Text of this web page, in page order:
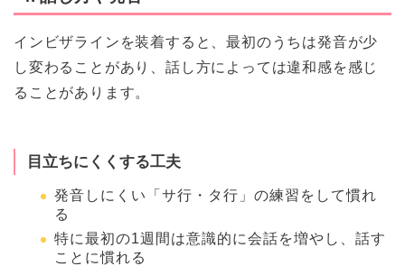
インビザラインを装着すると、最初のうちは発音が少
し変わることがあり、話し方によっては違和感を感じ
ることがあります。
目立ちにくくする工夫
発音しにくい「サ行・タ行」の練習をして慣れ
る
特に最初の1週間は意識的に会話を増やし、話す
ことに慣れる